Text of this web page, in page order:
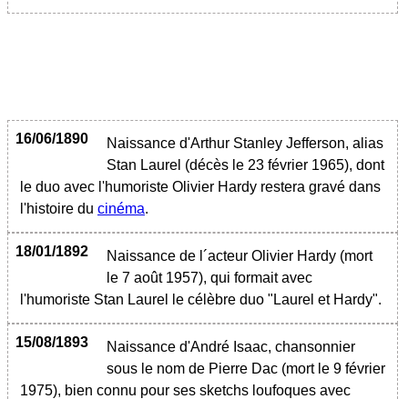
16/06/1890
Naissance d'Arthur Stanley Jefferson, alias
Stan Laurel (décès le 23 février 1965), dont
le duo avec l'humoriste Olivier Hardy restera gravé dans
l'histoire du cinéma.
18/01/1892
Naissance de l´acteur Olivier Hardy (mort
le 7 août 1957), qui formait avec
l'humoriste Stan Laurel le célèbre duo "Laurel et Hardy".
15/08/1893
Naissance d'André Isaac, chansonnier
sous le nom de Pierre Dac (mort le 9 février
1975), bien connu pour ses sketchs loufoques avec